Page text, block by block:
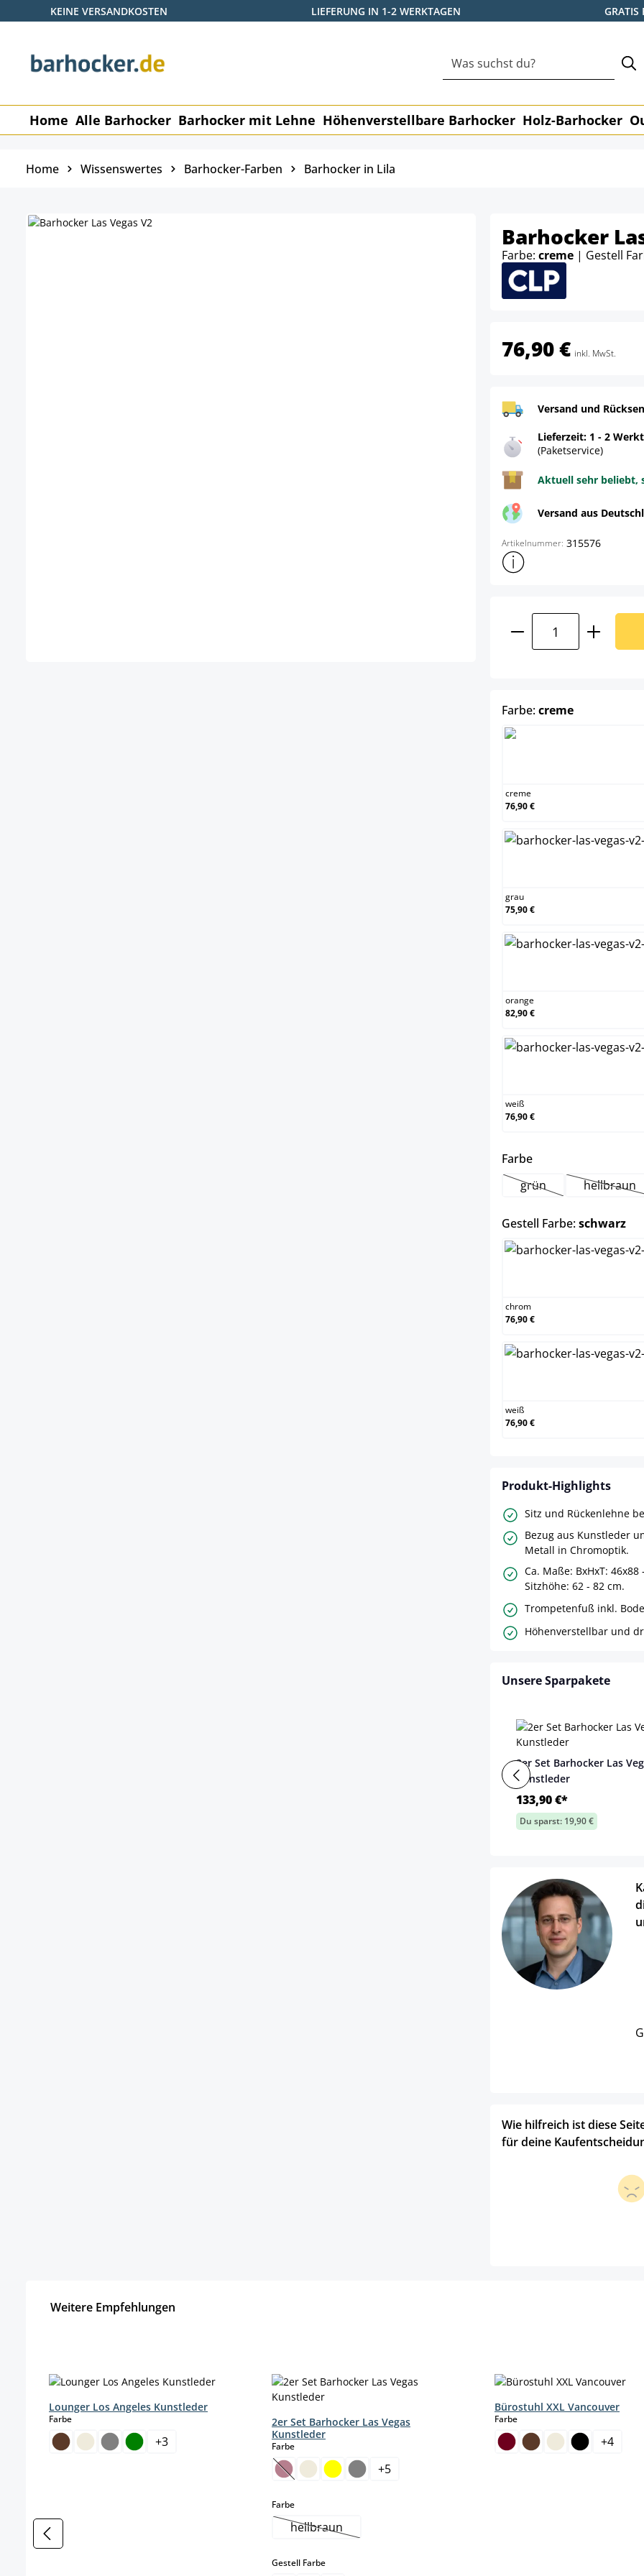
Hauptinhalt springen
Zur Suche springen
Zur Hauptnavigation springen
KEINE VERSANDKOSTEN LIEFERUNG IN 1-2 WERKTAGEN GRATIS
Home Alle Barhocker Barhocker mit Lehne Höhenverstellbare Barhocker Holz-Barhocker
Home Wissenswertes Barhocker-Farben Barhocker in Lila
Barhocker
Farbe: creme | Gestell
76,90 € inkl. MwSt.
Versand und
Lieferzeit: 1 - 2
(Paketservice)
Aktuell sehr beliebt,
Versand aus
Artikelnummer: 315576
Weitere
Produkt Anzahl:
Farbe:cremeauswählen
creme
76,90 €
grau
75,90 €
orange
82,90 €
weiß
76,90 €
Farbeauswählen
grün(Diese Option isthellbraun
(Diese
Gestell Farbe:schwarz
chrom
76,90 €
weiß
76,90 €
Produkt-Highlights
Sitz und Rückenlehne
Bezug aus Kunstleder
Metall in Chromoptik.
Ca. Maße: BxHxT:
Sitzhöhe: 62 - 82 cm.
Trompetenfuß inkl.
Höhenverstellbar und
Unsere Sparpakete
2er Set Barhocker Las
Kunstleder
133,90 €*
Du sparst: 19,90 €
Wie hilfreich ist diese
für deine
Weitere Empfehlungen
Lounger Los Angeles Kunstleder
Farbeauswählen
+3
2er Set Barhocker Las Vegas
Kunstleder
Farbeauswählen
(Diese Option ist zurzeit nicht verfügbar.)
+5
Farbeauswählen
hellbraun(Diese Option ist zurzeit nicht verfügbar.)
Gestell Farbeauswählen
Bürostuhl XXL Vancouver
Farbeauswählen
+4